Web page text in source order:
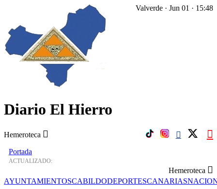
Diario El Hierro
Hemeroteca
Valverde · Jun 01 · 15:48
Portada
ACTUALIZADO:
Hemeroteca
AYUNTAMIENTOSCABILDODEPORTESCANARIAS